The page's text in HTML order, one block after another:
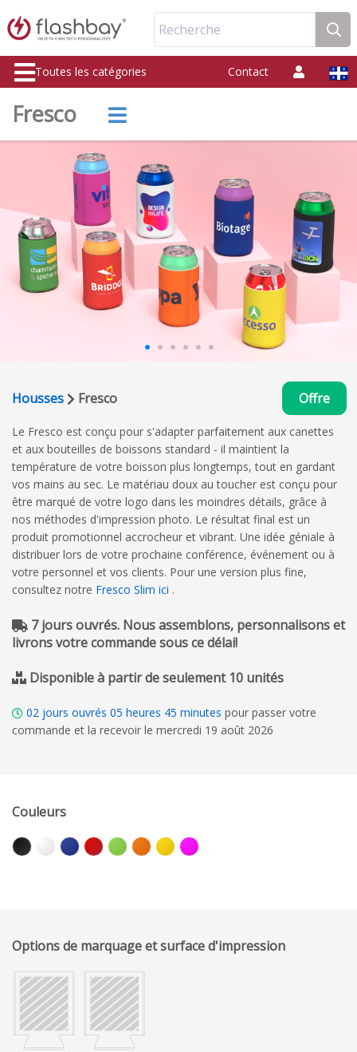
Recherche
Toutes les catégories Contact
Fresco
Housses Fresco Offre
Le Fresco est conçu pour s'adapter parfaitement aux canettes
et aux bouteilles de boissons standard - il maintient la
température de votre boisson plus longtemps, tout en gardant
vos mains au sec. Le matériau doux au toucher est conçu pour
être marqué de votre logo dans les moindres détails, grâce à
nos méthodes d'impression photo. Le résultat final est un
produit promotionnel accrocheur et vibrant. Une idée géniale à
distribuer lors de votre prochaine conférence, événement ou à
votre personnel et vos clients. Pour une version plus fine,
consultez notre Fresco Slim ici .
7 jours ouvrés. Nous assemblons, personnalisons et
livrons votre commande sous ce délai!
Disponible à partir de seulement 10 unités
02 jours ouvrés 05 heures 45 minutes pour passer votre
commande et la recevoir le mercredi 19 août 2026
Couleurs
Options de marquage et surface d'impression